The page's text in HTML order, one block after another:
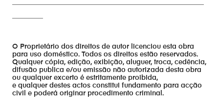
O Proprietário dos direitos de autor licenciou esta obra
para uso doméstico. Todos os direitos estão reservados.
Qualquer cópia, edição, exibição, aluguer, troca, cedência,
difusão publica e/ou emissão não autorizada desta obra
ou qualquer excerto é estritamente proibida,
e qualquer destes actos constitui fundamento para acção
civil e poderá originar procedimento criminal.